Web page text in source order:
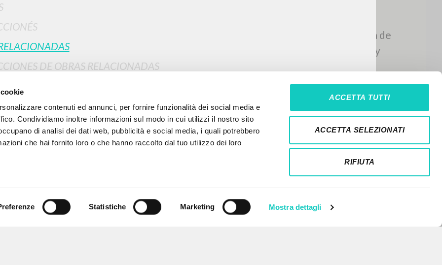
contenuti ed annunci, per fornire funzionalità dei social media e
Condividiamo inoltre informazioni sul modo in cui utilizzi il nostro sito
di analisi dei dati web, pubblicità e social media, i quali potrebbero
che hai fornito loro o che hanno raccolto dal tuo utilizzo dei loro
Statistiche Marketing Mostra dettagli
ACCETTA TUTTI
ACCETTA SELEZIONATI
RIFIUTA
DE OBRAS RELACIONADAS
RESULTADOS SUCESIVOS
NAVEGA IDIOMA NEWSLETTER